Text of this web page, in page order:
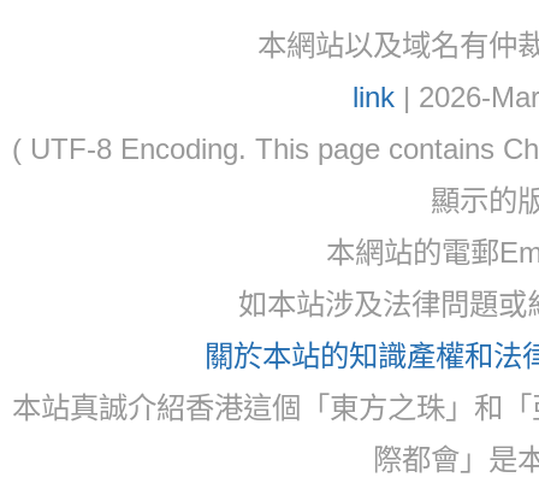
本網站以及域名有仲
link| 2026-
( UTF-8 Encoding. This page contains
顯示的
本網站的電郵
如本站涉及法律問題
關於本站的知識產權和法
本站真誠介紹香港這個「東方之珠」和
際都會」是